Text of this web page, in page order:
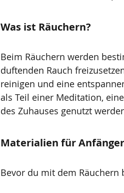
Was ist Räuchern?
Beim Räuchern werden
duftenden Rauch
reinigen und eine
als Teil einer Meditation,
des Zuhauses genutzt
Materialien für Anfänger
Bevor du mit dem